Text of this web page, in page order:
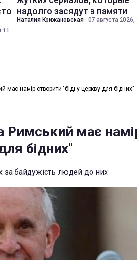
надолго засядут в памяти
Наталия Крижановская · 07 августа 2026,
має намір створити "бідну церкву для бідних"
Римський має
бідних"
за байдужість людей до них